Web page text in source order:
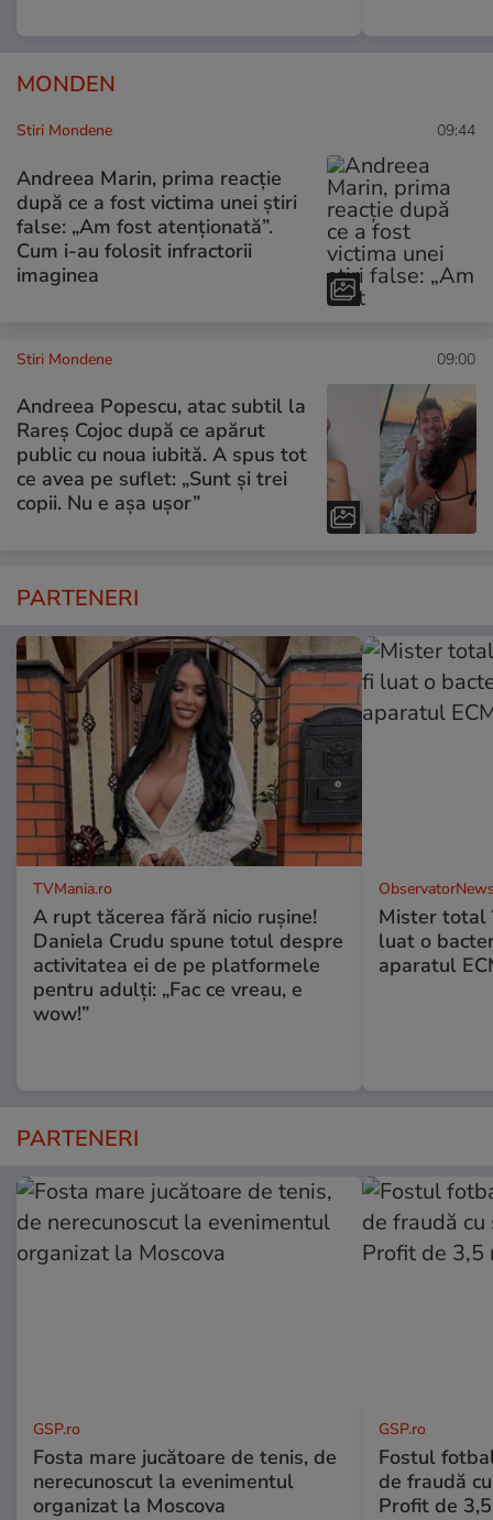
MONDEN
Stiri Mondene 09:44
Andreea Marin, prima reacție
după ce a fost victima unei știri
false: „Am fost atenționată”.
Cum i-au folosit infractorii
imaginea
Stiri Mondene 09:00
Andreea Popescu, atac subtil la
Rareș Cojoc după ce apărut
public cu noua iubită. A spus tot
ce avea pe suflet: „Sunt și trei
copii. Nu e așa ușor”
PARTENERI
TVMania.ro
A rupt tăcerea fără nicio rușine!
Daniela Crudu spune totul despre
activitatea ei de pe platformele
pentru adulți: „Fac ce vreau, e
wow!”
Mister total
luat o
aparatul
PARTENERI
GSP.ro
Fosta mare jucătoare de tenis, de
nerecunoscut la evenimentul
organizat la Moscova
GSP.ro
Fostul
de fraudă
Profit de